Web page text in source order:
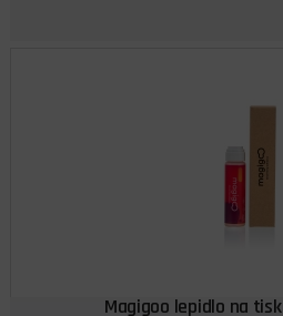
Magigoo lepidlo na